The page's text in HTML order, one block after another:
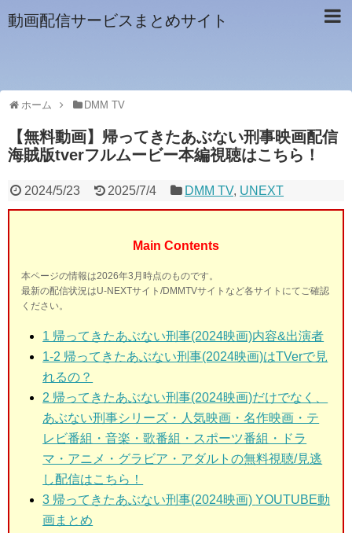
動画配信サービスまとめサイト
ホーム DMM TV
【無料動画】帰ってきたあぶない刑事映画配信
海賊版tverフルムービー本編視聴はこちら！
2024/5/23 2025/7/4 DMM TV, UNEXT
Main Contents
本ページの情報は2026年3月時点のものです。
最新の配信状況はU-NEXTサイト/DMMTVサイトなど各サイトにてご確認
ください。
1 帰ってきたあぶない刑事(2024映画)内容&出演者
1-2 帰ってきたあぶない刑事(2024映画)はTVerで見
れるの？
2 帰ってきたあぶない刑事(2024映画)だけでなく、
あぶない刑事シリーズ・人気映画・名作映画・テ
レビ番組・音楽・歌番組・スポーツ番組・ドラ
マ・アニメ・グラビア・アダルトの無料視聴/見逃
し配信はこちら！
3 帰ってきたあぶない刑事(2024映画)YOUTUBE動
画まとめ